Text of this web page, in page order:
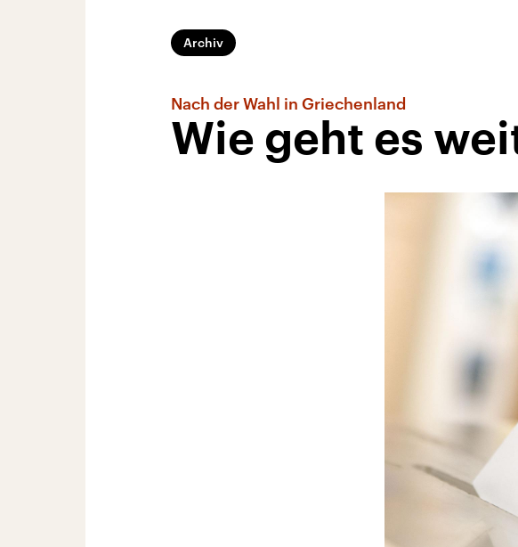
Archiv
Nach der Wahl in Griechenland
Wie geht es